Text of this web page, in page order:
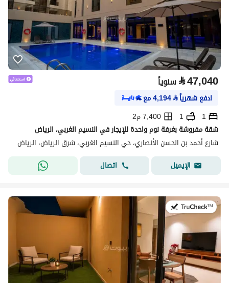
⃁47,040 سنوياً
ادفع شهرياً⃁
4,194مع
1
1
7,400 م2
شقة مفروشة بغرفة نوم واحدة للإيجار في النسيم الغربي، الرياض
شارع أحمد بن الحسن الأنصاري، حي النسيم الغربي، شرق الرياض، الرياض
الإيميل
اتصال
في:21 يوليو 2026